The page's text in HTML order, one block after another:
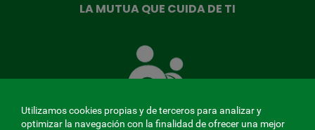
LA MUTUA QUE CUIDA DE TI
Mutua
que
ti
Utilizamos cookies propias y de terceros para analizar y
optimizar la navegación con la finalidad de ofrecer una mejor